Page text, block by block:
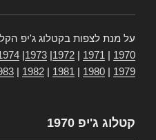
על מנת לצפות בקטלוג ג'יפ
1970
1971
1972
1973
1979
1980
1981
1982
קטלוג ג'יפ 1970